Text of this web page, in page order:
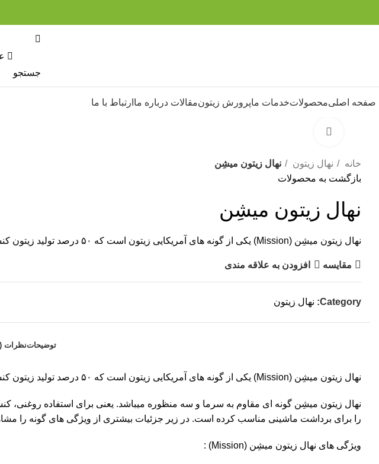
جستجو
صفحه اصلیمحصولاتخدمات ماپرورش زیتونمقالات درباره ما ارتباط با ما
خانه نهال زیتون
نهال زیتون میشِن
بازگشت به محصولات
نهال زیتون میشِن
نهال زیتون میشِن (Mission) یکی از گونه های آمریکایی زیتون است که ۵۰ درصد تولید زیتون کنسروی این کشور را به خود اختصاص داده است.
مقايسه افزودن به علاقه مندی
Category: نهال زیتون
توضیحاتنظرات
نهال زیتون میشِن (Mission) یکی از گونه های آمریکایی زیتون است که ۵۰ درصد تولید زیتون کنسروی این کشور را به خود اختصاص داده است.
نهال زیتون میشِن گونه ای مقاوم به سرما و سه منظوره میباشد. یعنی برای استفاده روغنی،
را برای برداشت ماشینی مناسب کرده است. در زیر جزئیات بیشتری از ویژگی های گونه را
ویژگی های نهال زیتون میشِن (Mission) :